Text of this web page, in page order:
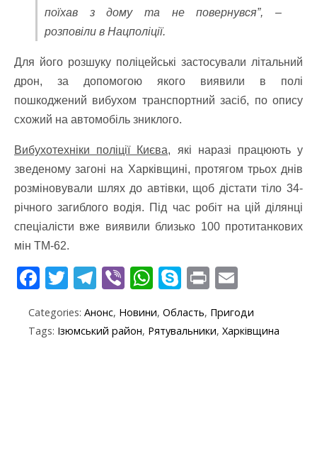
поїхав з дому та не повернувся”, –
розповіли в Нацполіції.
Для його розшуку поліцейські застосували літальний
дрон, за допомогою якого виявили в полі
пошкоджений вибухом транспортний засіб, по опису
схожий на автомобіль зниклого.
Вибухотехніки поліції Києва, які наразі працюють у
зведеному загоні на Харківщині, протягом трьох днів
розміновували шлях до автівки, щоб дістати тіло 34-
річного загиблого водія. Під час робіт на цій ділянці
спеціалісти вже виявили близько 100 протитанкових
мін ТМ-62.
F
e
b
T
itt
T
e
gr
Vi
er
W
at
S
y
Pr
t ai
Categories: Анонс, Новини, Область, Пригоди
Tags: Ізюмський район, Рятувальники, Харківщина